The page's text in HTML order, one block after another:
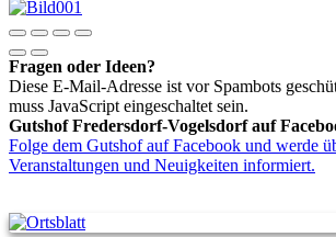
Fragen oder Ideen?
Diese E-Mail-Adresse ist vor Spambots
muss JavaScript eingeschaltet sein.
Gutshof Fredersdorf-Vogelsdorf auf
Folge dem Gutshof auf Facebook und werde
Veranstaltungen und Neuigkeiten informiert.